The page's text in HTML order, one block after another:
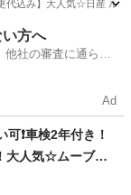
更代込み】大人気☆日産
い方へ
他社の審査に通らな
Ad
❗️車検2年付き！
大人気☆ムーブコ
DVD見れます☆